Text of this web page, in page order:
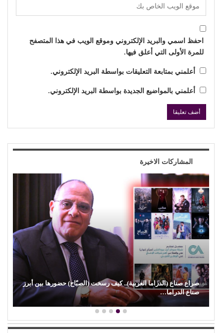
احفظ اسمي والبريد الإلكتروني وموقع الويب في هذا المتصفح
للمرة الأولى التي أعلق فيها.
أعلمني بمتابعة التعليقات بواسطة البريد الإلكتروني.
أعلمني بالمواضيع الجديدة بواسطة البريد الإلكتروني.
المشاركات الاخيرة
صراع صناع (الدراما العربية).. كيف رسخت (الصبّاح) حضورها بين أبرز
صناع الدراما…